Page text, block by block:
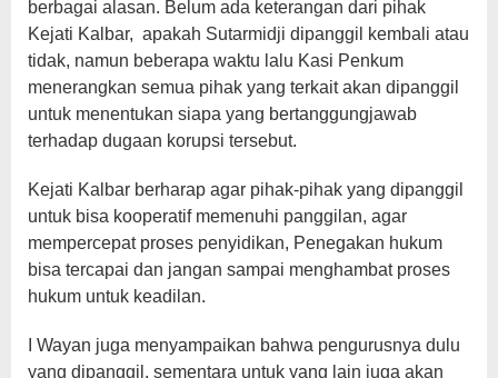
berbagai alasan. Belum ada keterangan dari pihak
Kejati Kalbar, apakah Sutarmidji dipanggil kembali atau
tidak, namun beberapa waktu lalu Kasi Penkum
menerangkan semua pihak yang terkait akan dipanggil
untuk menentukan siapa yang bertanggungjawab
terhadap dugaan korupsi tersebut.
Kejati Kalbar berharap agar pihak-pihak yang dipanggil
untuk bisa kooperatif memenuhi panggilan, agar
mempercepat proses penyidikan, Penegakan hukum
bisa tercapai dan jangan sampai menghambat proses
hukum untuk keadilan.
I Wayan juga menyampaikan bahwa pengurusnya dulu
yang dipanggil, sementara untuk yang lain juga akan